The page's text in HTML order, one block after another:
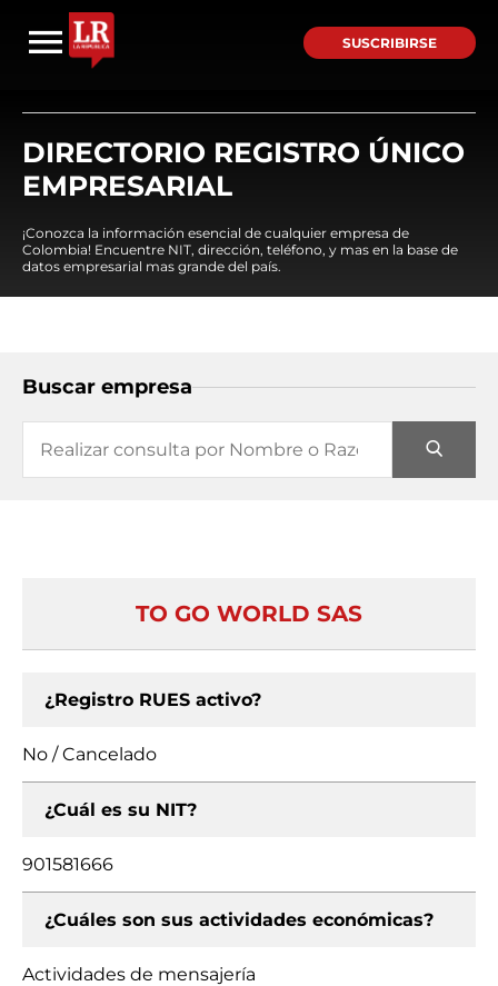
SUSCRIBIRSE
DIRECTORIO REGISTRO ÚNICO
EMPRESARIAL
¡Conozca la información esencial de cualquier empresa de
Colombia! Encuentre NIT, dirección, teléfono, y mas en la base de
datos empresarial mas grande del país.
Buscar empresa
TO GO WORLD SAS
¿Registro RUES activo?
No / Cancelado
¿Cuál es su NIT?
901581666
¿Cuáles son sus actividades económicas?
Actividades de mensajería